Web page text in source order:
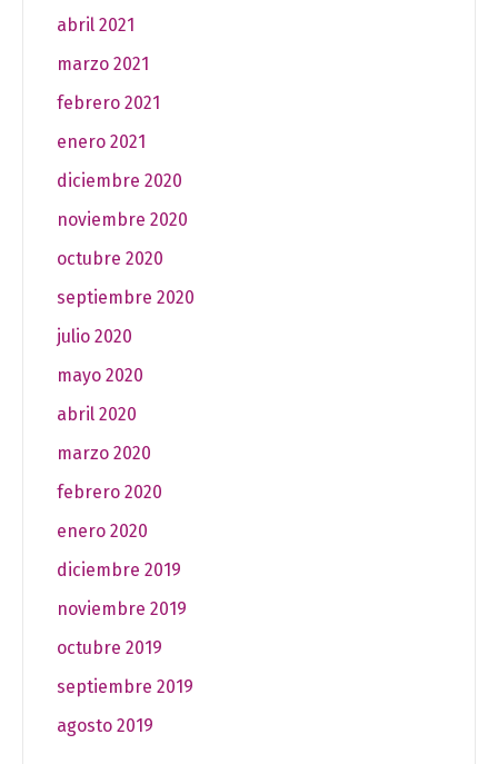
abril 2021
marzo 2021
febrero 2021
enero 2021
diciembre 2020
noviembre 2020
octubre 2020
septiembre 2020
julio 2020
mayo 2020
abril 2020
marzo 2020
febrero 2020
enero 2020
diciembre 2019
noviembre 2019
octubre 2019
septiembre 2019
agosto 2019